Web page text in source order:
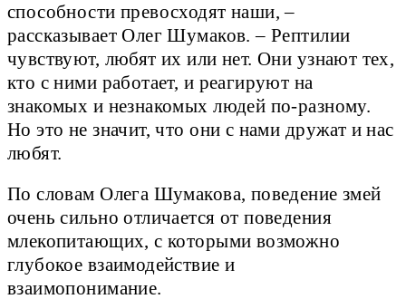
способности превосходят наши, –
рассказывает Олег Шумаков. – Рептилии
чувствуют, любят их или нет. Они узнают тех,
кто с ними работает, и реагируют на
знакомых и незнакомых людей по-разному.
Но это не значит, что они с нами дружат и нас
любят.
По словам Олега Шумакова, поведение змей
очень сильно отличается от поведения
млекопитающих, с которыми возможно
глубокое взаимодействие и
взаимопонимание.